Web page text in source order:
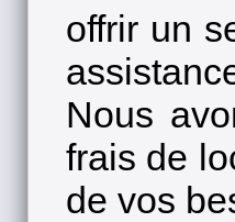
offrir un
Nous
frais de
de vos